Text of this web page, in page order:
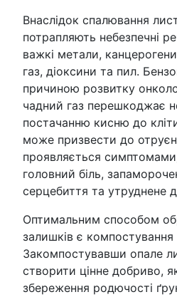
Внаслідок спалювання
потрапляють небезпечні
важкі метали,
газ, діоксини та пил.
причиною розвитку
чадний газ перешкоджає
постачанню кисню до
може призвести до
проявляється
головний біль,
серцебиття та утруднене
Оптимальним способом
залишків є
Закомпостувавши опале
створити цінне добриво,
збереження родючості